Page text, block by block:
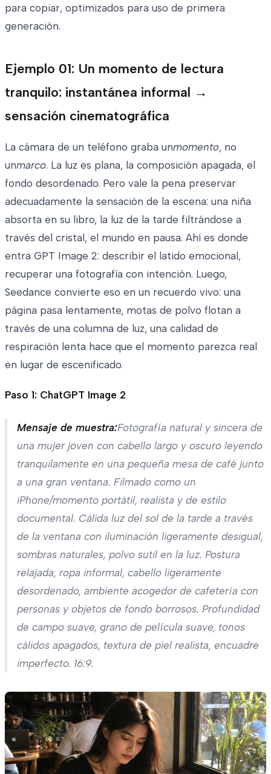
para copiar, optimizados para uso de primera
generación.
Ejemplo 01: Un momento de lectura
tranquilo: instantánea informal →
sensación cinematográfica
La cámara de un teléfono graba unmomento, no
unmarco. La luz es plana, la composición apagada, el
fondo desordenado. Pero vale la pena preservar
adecuadamente la sensación de la escena: una niña
absorta en su libro, la luz de la tarde filtrándose a
través del cristal, el mundo en pausa. Ahí es donde
entra GPT Image 2: describir el latido emocional,
recuperar una fotografía con intención. Luego,
Seedance convierte eso en un recuerdo vivo: una
página pasa lentamente, motas de polvo flotan a
través de una columna de luz, una calidad de
respiración lenta hace que el momento parezca real
en lugar de escenificado.
Paso 1: ChatGPT Image 2
Mensaje de muestra:Fotografía natural y sincera de
una mujer joven con cabello largo y oscuro leyendo
tranquilamente en una pequeña mesa de café junto
a una gran ventana. Filmado como un
iPhone/momento portátil, realista y de estilo
documental. Cálida luz del sol de la tarde a través
de la ventana con iluminación ligeramente desigual,
sombras naturales, polvo sutil en la luz. Postura
relajada, ropa informal, cabello ligeramente
desordenado, ambiente acogedor de cafetería con
personas y objetos de fondo borrosos. Profundidad
de campo suave, grano de película suave, tonos
cálidos apagados, textura de piel realista, encuadre
imperfecto. 16:9.